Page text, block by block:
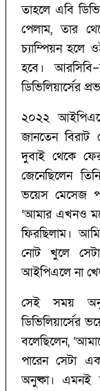
তাহলে এবি
পেলাম, তার
চ্যাম্পিয়ন হলে
হবে।
ডিভিলিয়ার্সের
২০২২
জানতেন
দুবাই থেকে
জেনেছিলেন
ভয়েস মেসেজ
‘‌আমার এখনও
ফিরছিলাম।
নোট খুলে
আইপিএলে না
সেই সময়
ডিভিলিয়ার্সের
বলেছিলেন,
পারেন সেটা
অনুষ্কা। এমনই